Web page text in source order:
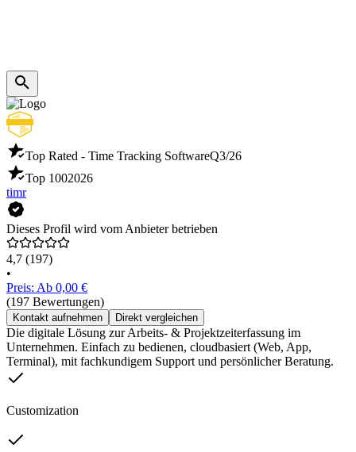
Top Rated - Time Tracking SoftwareQ3/26
Top 1002026
timr
Dieses Profil wird vom Anbieter betrieben
4,7 (197)
•
Preis: Ab 0,00 €
(197 Bewertungen)
Kontakt aufnehmen Direkt vergleichen
Die digitale Lösung zur Arbeits- & Projektzeiterfassung im
Unternehmen. Einfach zu bedienen, cloudbasiert (Web, App,
Terminal), mit fachkundigem Support und persönlicher Beratung.
Customization